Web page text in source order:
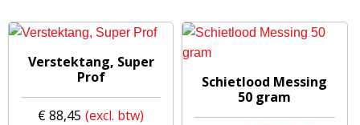
Verstektang, Super
Prof
€88,45
Schietlood Messing
50 gram